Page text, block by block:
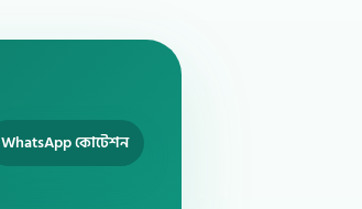
WhatsApp কোটেশন